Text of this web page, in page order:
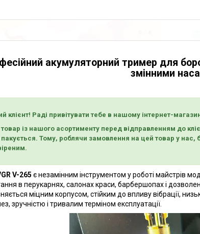
акумуляторний тример для
змінними
клієнт! Раді привітувати тебе в нашому інтернет-
із нашого асортименту перед відправленням до
пакується. Тому, роблячи замовлення на цей товар у
V-265 є незамінним інструментом у роботі майстрів
в перукарнях, салонах краси, барбершопах і
міцним корпусом, стійким до впливу вібрації,
зручністю і тривалим терміном експлуатації.